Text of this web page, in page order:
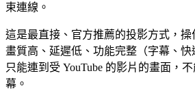
束連線。
這是最直接、官方推薦的投影方式，
畫質高、延遲低、功能完整（字幕、
只能連到受 YouTube 的影片的畫面，
幕。